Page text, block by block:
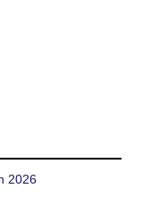
2026